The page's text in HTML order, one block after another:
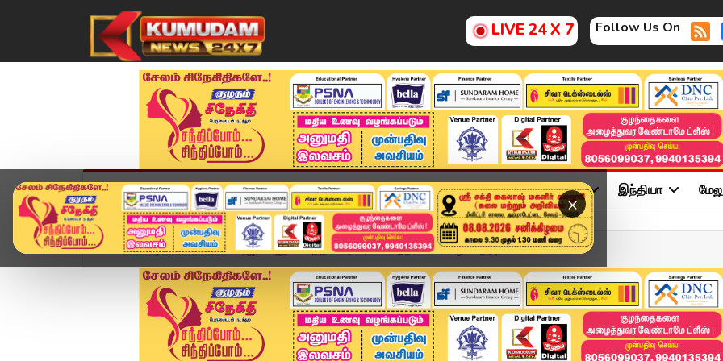
LIVE 24 X 7 Follow Us On
×
முகப்பு விளையாட்டு அண்மை தமிழ்நாடு சினிமா அரசியல் விளையாட்டு இந்தியா
Home வீடியோ ஸ்டோரி டிஜிபி அலுவலகத்தில் அன்புமணி ஆதரவாளர் வழக்கறிஞர...